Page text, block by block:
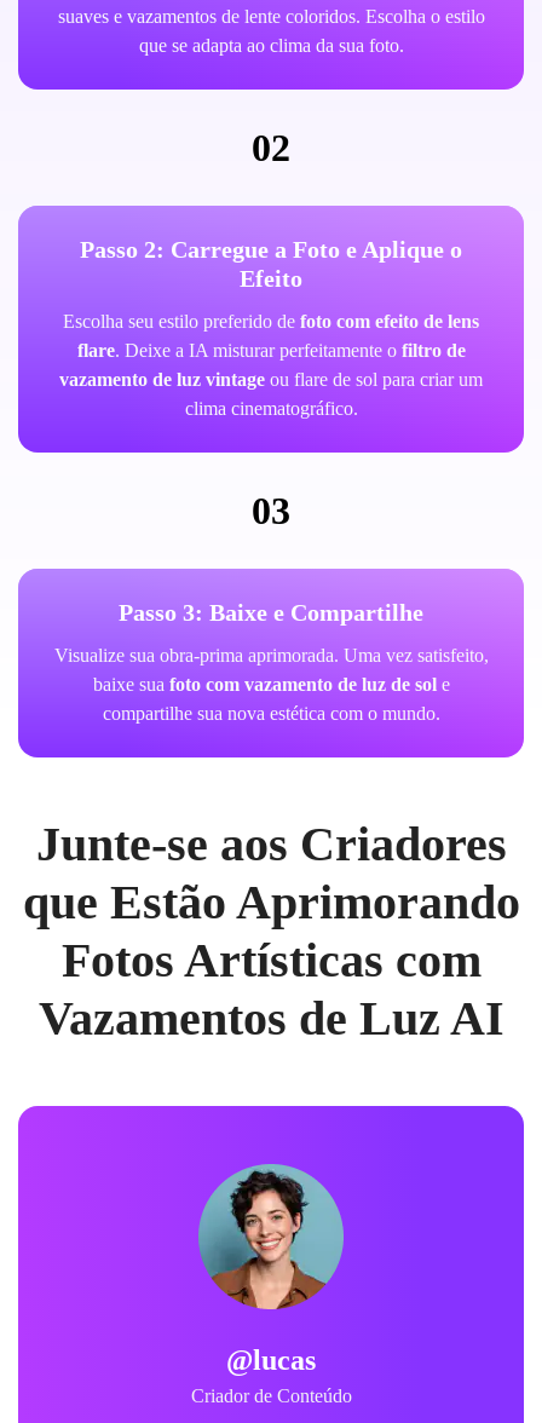
suaves e vazamentos de lente coloridos. Escolha o estilo
que se adapta ao clima da sua foto.
02
Passo 2: Carregue a Foto e Aplique o
Efeito
Escolha seu estilo preferido de foto com efeito de lens
flare. Deixe a IA misturar perfeitamente o filtro de
vazamento de luz vintage ou flare de sol para criar um
clima cinematográfico.
03
Passo 3: Baixe e Compartilhe
Visualize sua obra-prima aprimorada. Uma vez satisfeito,
baixe sua foto com vazamento de luz de sole
compartilhe sua nova estética com o mundo.
Junte-se aos Criadores
que Estão Aprimorando
Fotos Artísticas com
Vazamentos de Luz AI
@lucas
Criador de Conteúdo